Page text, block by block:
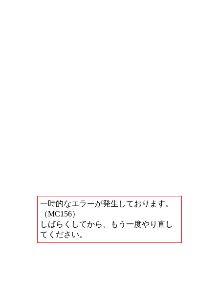
一時的なエラーが発生しております。
（MC156）
しばらくしてから、もう一度やり直し
てください。